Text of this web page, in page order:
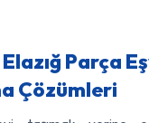
Parça
Çözümleri